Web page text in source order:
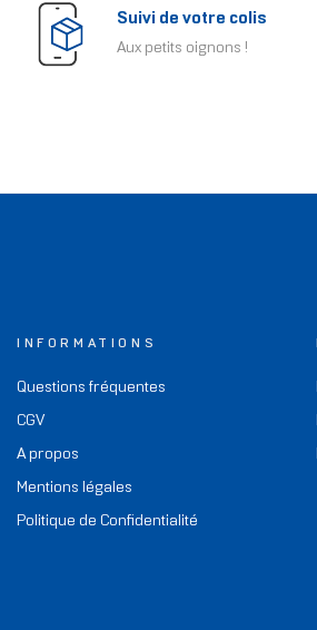
Suivi de votre colis
Aux petits oignons !
INFORMATIONS
Questions fréquentes
CGV
A propos
Mentions légales
Politique de Confidentialité